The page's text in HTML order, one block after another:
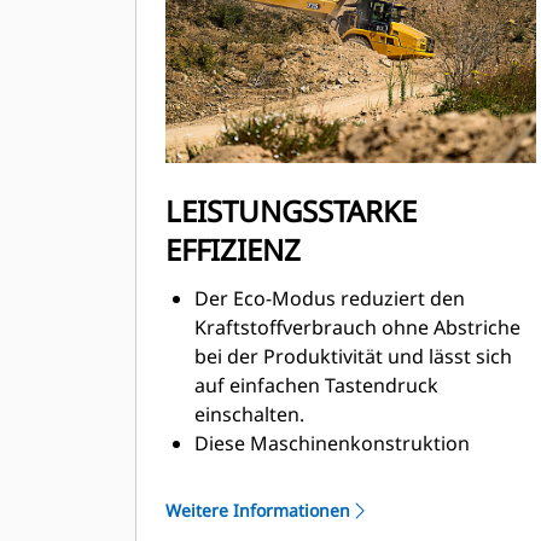
Verfügbarkeit und hohe Leistung.
Die Motor-Kompressionsbremse
verbessert das Ansprechen der
Bremse und erhöht die
Bremsleistung bei Bergabfahrten.
LEISTUNGSSTARKE
EFFIZIENZ
Der Eco-Modus reduziert den
Kraftstoffverbrauch ohne Abstriche
bei der Produktivität und lässt sich
auf einfachen Tastendruck
einschalten.
Diese Maschinenkonstruktion
minimierten Wartungskosten bei
Weitere Informationen